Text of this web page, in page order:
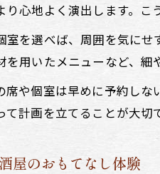
心地よく演出します。こ
室を選べば、周囲を気に
用いたメニューなど、細
席や個室は早めに予約し
計画を立てることが大切
屋のおもてなし体験